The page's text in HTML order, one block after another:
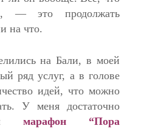
— это продолжать
на что.
на Бали, в моей
ряд услуг, а в голове
идей, что можно
У меня достаточно
марафон “Пора